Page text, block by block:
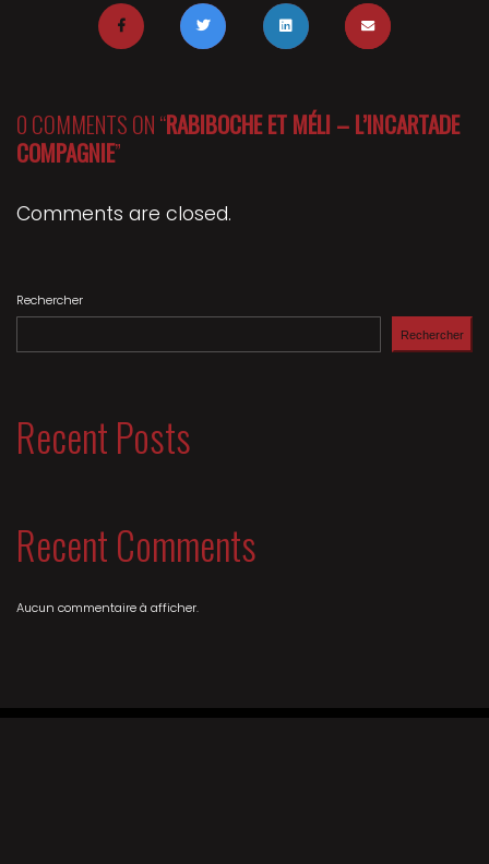
0 COMMENTS ON “RABIBOCHE ET MÉLI – L’INCARTADE
COMPAGNIE”
Comments are closed.
Rechercher
Rechercher
Recent Posts
Recent Comments
Aucun commentaire à afficher.